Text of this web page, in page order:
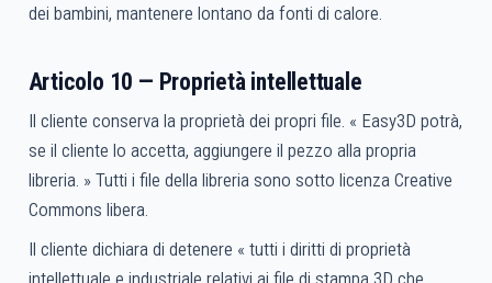
dei bambini, mantenere lontano da fonti di calore.
Articolo 10 — Proprietà intellettuale
Il cliente conserva la proprietà dei propri file. « Easy3D potrà,
se il cliente lo accetta, aggiungere il pezzo alla propria
libreria. » Tutti i file della libreria sono sotto licenza Creative
Commons libera.
Il cliente dichiara di detenere « tutti i diritti di proprietà
intellettuale e industriale relativi ai file di stampa 3D che